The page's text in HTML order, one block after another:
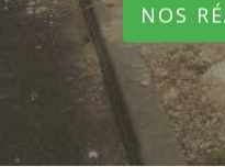
NOS